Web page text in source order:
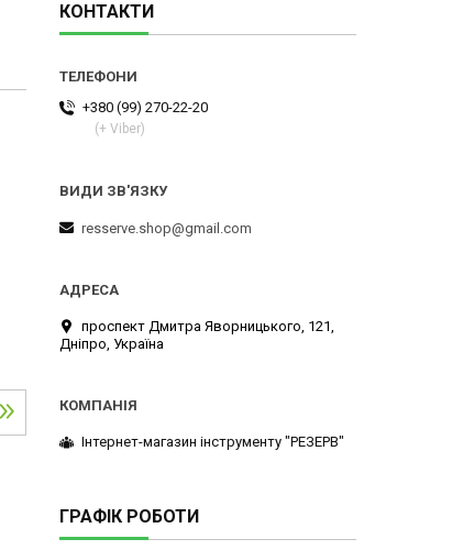
КОНТАКТИ
+380 (99) 270-22-20
(+ Viber)
resserve.shop@gmail.com
проспект Дмитра Яворницького, 121,
Дніпро, Україна
Інтернет-магазин інструменту "РЕЗЕРВ"
ГРАФІК РОБОТИ